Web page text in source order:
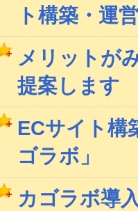
ト構築・運
メリットが
提案します
ECサイト構
ゴラボ」
カゴラボ導